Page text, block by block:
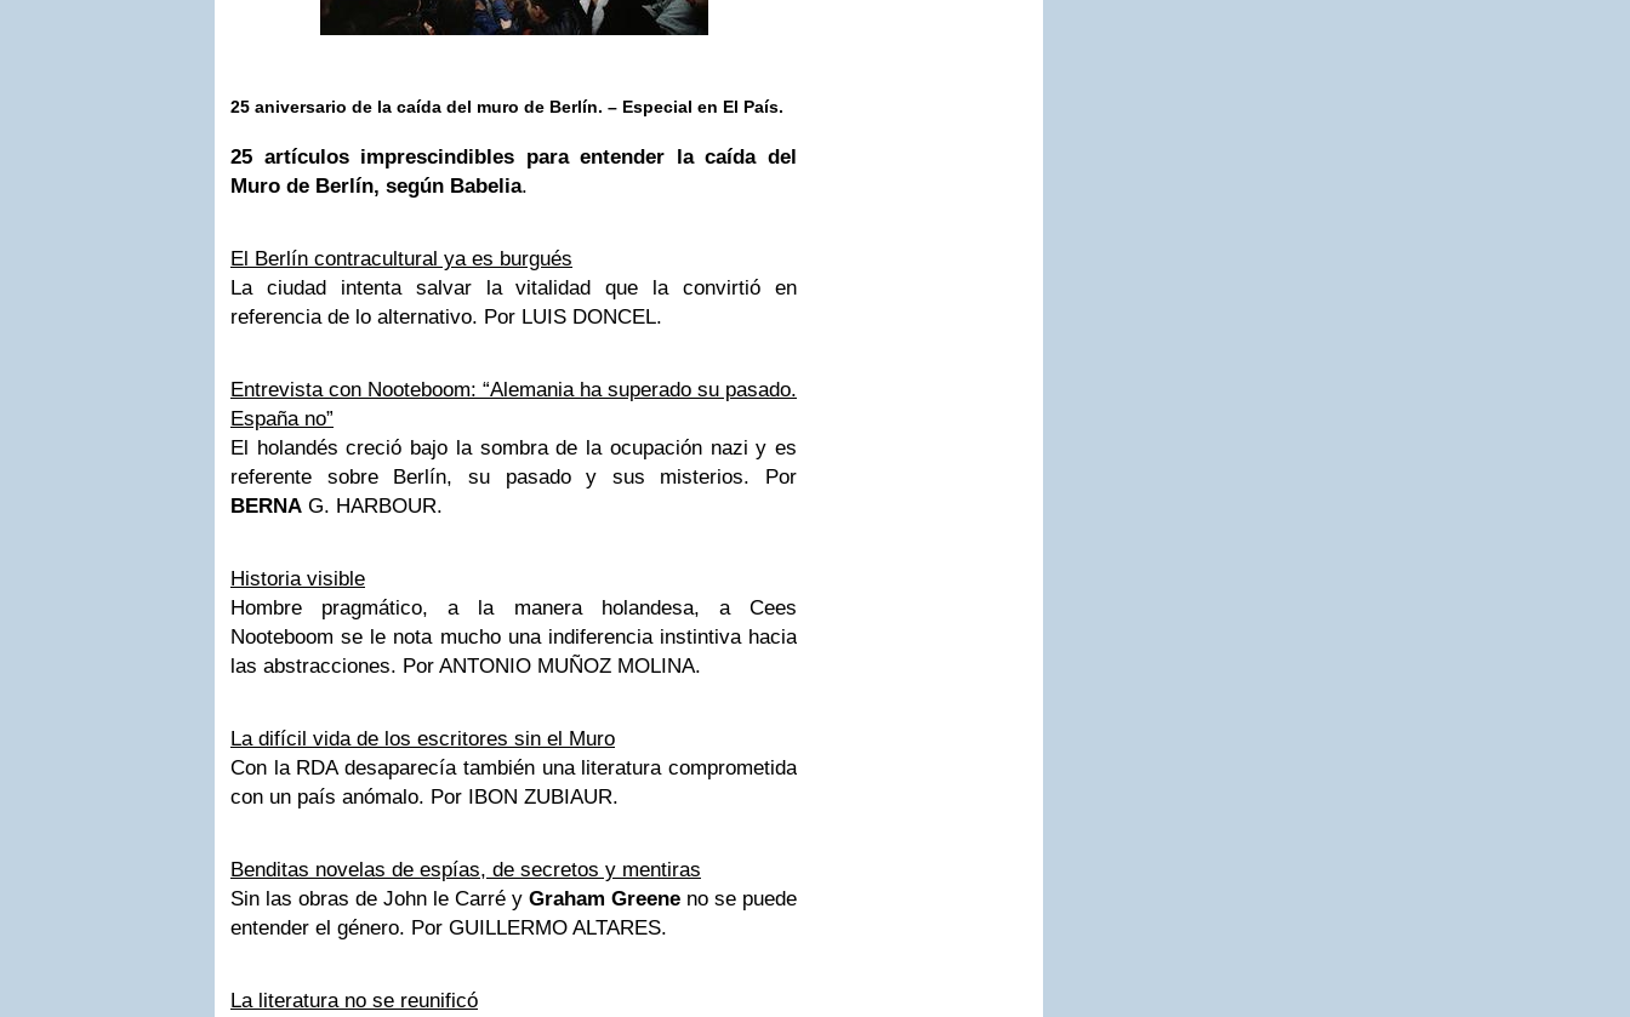
25 aniversario de la caída del muro de Berlín. – Especial en El País.
25 artículos imprescindibles para entender la caída del
Muro de Berlín, según Babelia.
El Berlín contracultural ya es burgués
La ciudad intenta salvar la vitalidad que la convirtió en
referencia de lo alternativo. Por LUIS DONCEL.
Entrevista con Nooteboom: “Alemania ha superado su pasado.
España no”
El holandés creció bajo la sombra de la ocupación nazi y es
referente sobre Berlín, su pasado y sus misterios. Por
BERNA G. HARBOUR.
Historia visible
Hombre pragmático, a la manera holandesa, a Cees
Nooteboom se le nota mucho una indiferencia instintiva hacia
las abstracciones. Por ANTONIO MUÑOZ MOLINA.
La difícil vida de los escritores sin el Muro
Con la RDA desaparecía también una literatura comprometida
con un país anómalo. Por IBON ZUBIAUR.
Benditas novelas de espías, de secretos y mentiras
Sin las obras de John le Carré y Graham Greene no se puede
entender el género. Por GUILLERMO ALTARES.
La literatura no se reunificó